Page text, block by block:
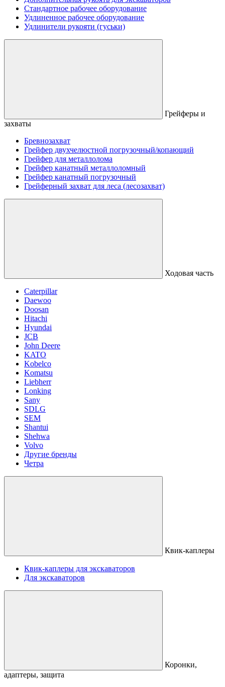
Стандартное рабочее оборудование
Удлиненное рабочее оборудование
Удлинители рукояти (гуськи)
Грейферы и
захваты
Бревнозахват
Грейфер двухчелюстной погрузочный/копающий
Грейфер для металлолома
Грейфер канатный металлоломный
Грейфер канатный погрузочный
Грейферный захват для леса (лесозахват)
Ходовая часть
Caterpillar
Daewoo
Doosan
Hitachi
Hyundai
JCB
John Deere
KATO
Kobelco
Komatsu
Liebherr
Lonking
Sany
SDLG
SEM
Shantui
Shehwa
Volvo
Другие бренды
Четра
Квик-каплеры
Квик-каплеры для экскаваторов
Для экскаваторов
Коронки,
адаптеры, защита